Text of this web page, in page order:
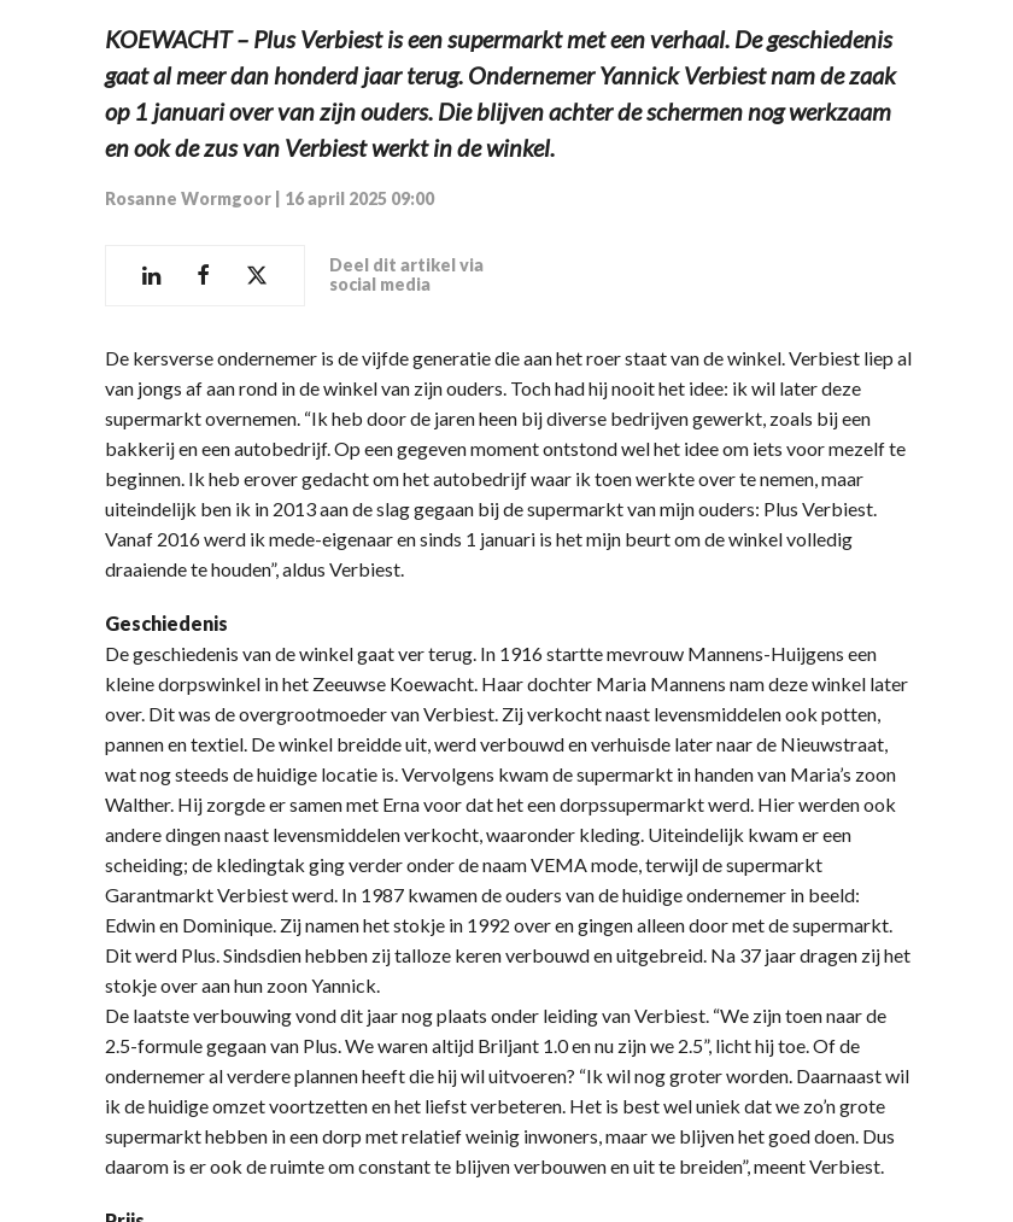
KOEWACHT – Plus Verbiest is een supermarkt met een verhaal. De geschiedenis
gaat al meer dan honderd jaar terug. Ondernemer Yannick Verbiest nam de zaak
op 1 januari over van zijn ouders. Die blijven achter de schermen nog werkzaam
en ook de zus van Verbiest werkt in de winkel.
Rosanne Wormgoor 16 april 2025 09:00
Deel dit artikel via
social media
De kersverse ondernemer is de vijfde generatie die aan het roer staat van de winkel. Verbiest liep al
van jongs af aan rond in de winkel van zijn ouders. Toch had hij nooit het idee: ik wil later deze
supermarkt overnemen. “Ik heb door de jaren heen bij diverse bedrijven gewerkt, zoals bij een
bakkerij en een autobedrijf. Op een gegeven moment ontstond wel het idee om iets voor mezelf te
beginnen. Ik heb erover gedacht om het autobedrijf waar ik toen werkte over te nemen, maar
uiteindelijk ben ik in 2013 aan de slag gegaan bij de supermarkt van mijn ouders: Plus Verbiest.
Vanaf 2016 werd ik mede-eigenaar en sinds 1 januari is het mijn beurt om de winkel volledig
draaiende te houden”, aldus Verbiest.
Geschiedenis
De geschiedenis van de winkel gaat ver terug. In 1916 startte mevrouw Mannens-Huijgens een
kleine dorpswinkel in het Zeeuwse Koewacht. Haar dochter Maria Mannens nam deze winkel later
over. Dit was de overgrootmoeder van Verbiest. Zij verkocht naast levensmiddelen ook potten,
pannen en textiel. De winkel breidde uit, werd verbouwd en verhuisde later naar de Nieuwstraat,
wat nog steeds de huidige locatie is. Vervolgens kwam de supermarkt in handen van Maria’s zoon
Walther. Hij zorgde er samen met Erna voor dat het een dorpssupermarkt werd. Hier werden ook
andere dingen naast levensmiddelen verkocht, waaronder kleding. Uiteindelijk kwam er een
scheiding; de kledingtak ging verder onder de naam VEMA mode, terwijl de supermarkt
Garantmarkt Verbiest werd. In 1987 kwamen de ouders van de huidige ondernemer in beeld:
Edwin en Dominique. Zij namen het stokje in 1992 over en gingen alleen door met de supermarkt.
Dit werd Plus. Sindsdien hebben zij talloze keren verbouwd en uitgebreid. Na 37 jaar dragen zij het
stokje over aan hun zoon Yannick.
De laatste verbouwing vond dit jaar nog plaats onder leiding van Verbiest. “We zijn toen naar de
2.5-formule gegaan van Plus. We waren altijd Briljant 1.0 en nu zijn we 2.5”, licht hij toe. Of de
ondernemer al verdere plannen heeft die hij wil uitvoeren? “Ik wil nog groter worden. Daarnaast wil
ik de huidige omzet voortzetten en het liefst verbeteren. Het is best wel uniek dat we zo’n grote
supermarkt hebben in een dorp met relatief weinig inwoners, maar we blijven het goed doen. Dus
daarom is er ook de ruimte om constant te blijven verbouwen en uit te breiden”, meent Verbiest.